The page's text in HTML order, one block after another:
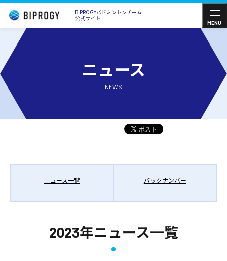
BIPROGYバドミントンチーム
公式サイト
MENU
ニュース
NEWS
ニュース一覧 バックナンバー
2023年ニュース一覧